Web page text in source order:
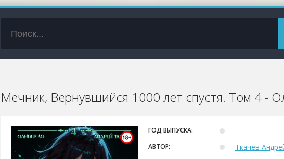
Мечник, Вернувшийся 1000 лет спустя. Том 4 -
ГОД ВЫПУСКА:
АВТОР:
Ткачев